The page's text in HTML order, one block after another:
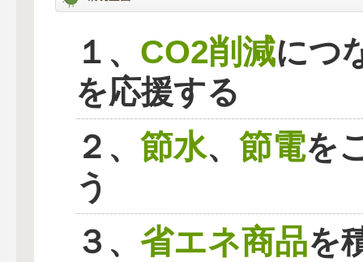
１、 CO2削減につ
を応援する
２、 節水、 節電を
う
３、 省エネ商品を